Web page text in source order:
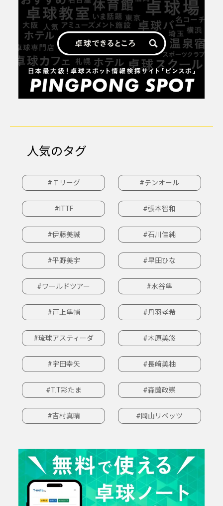
人気のタグ
#Ｔリーグ #テンオール
#ITTF #張本智和
#伊藤美誠 #石川佳純
#平野美宇 #早田ひな
#ワールドツアー #水谷隼
#戸上隼輔 #丹羽孝希
#琉球アスティーダ #木原美悠
#宇田幸矢 #長﨑美柚
#T.T彩たま #森薗政崇
#吉村真晴 #岡山リベッツ